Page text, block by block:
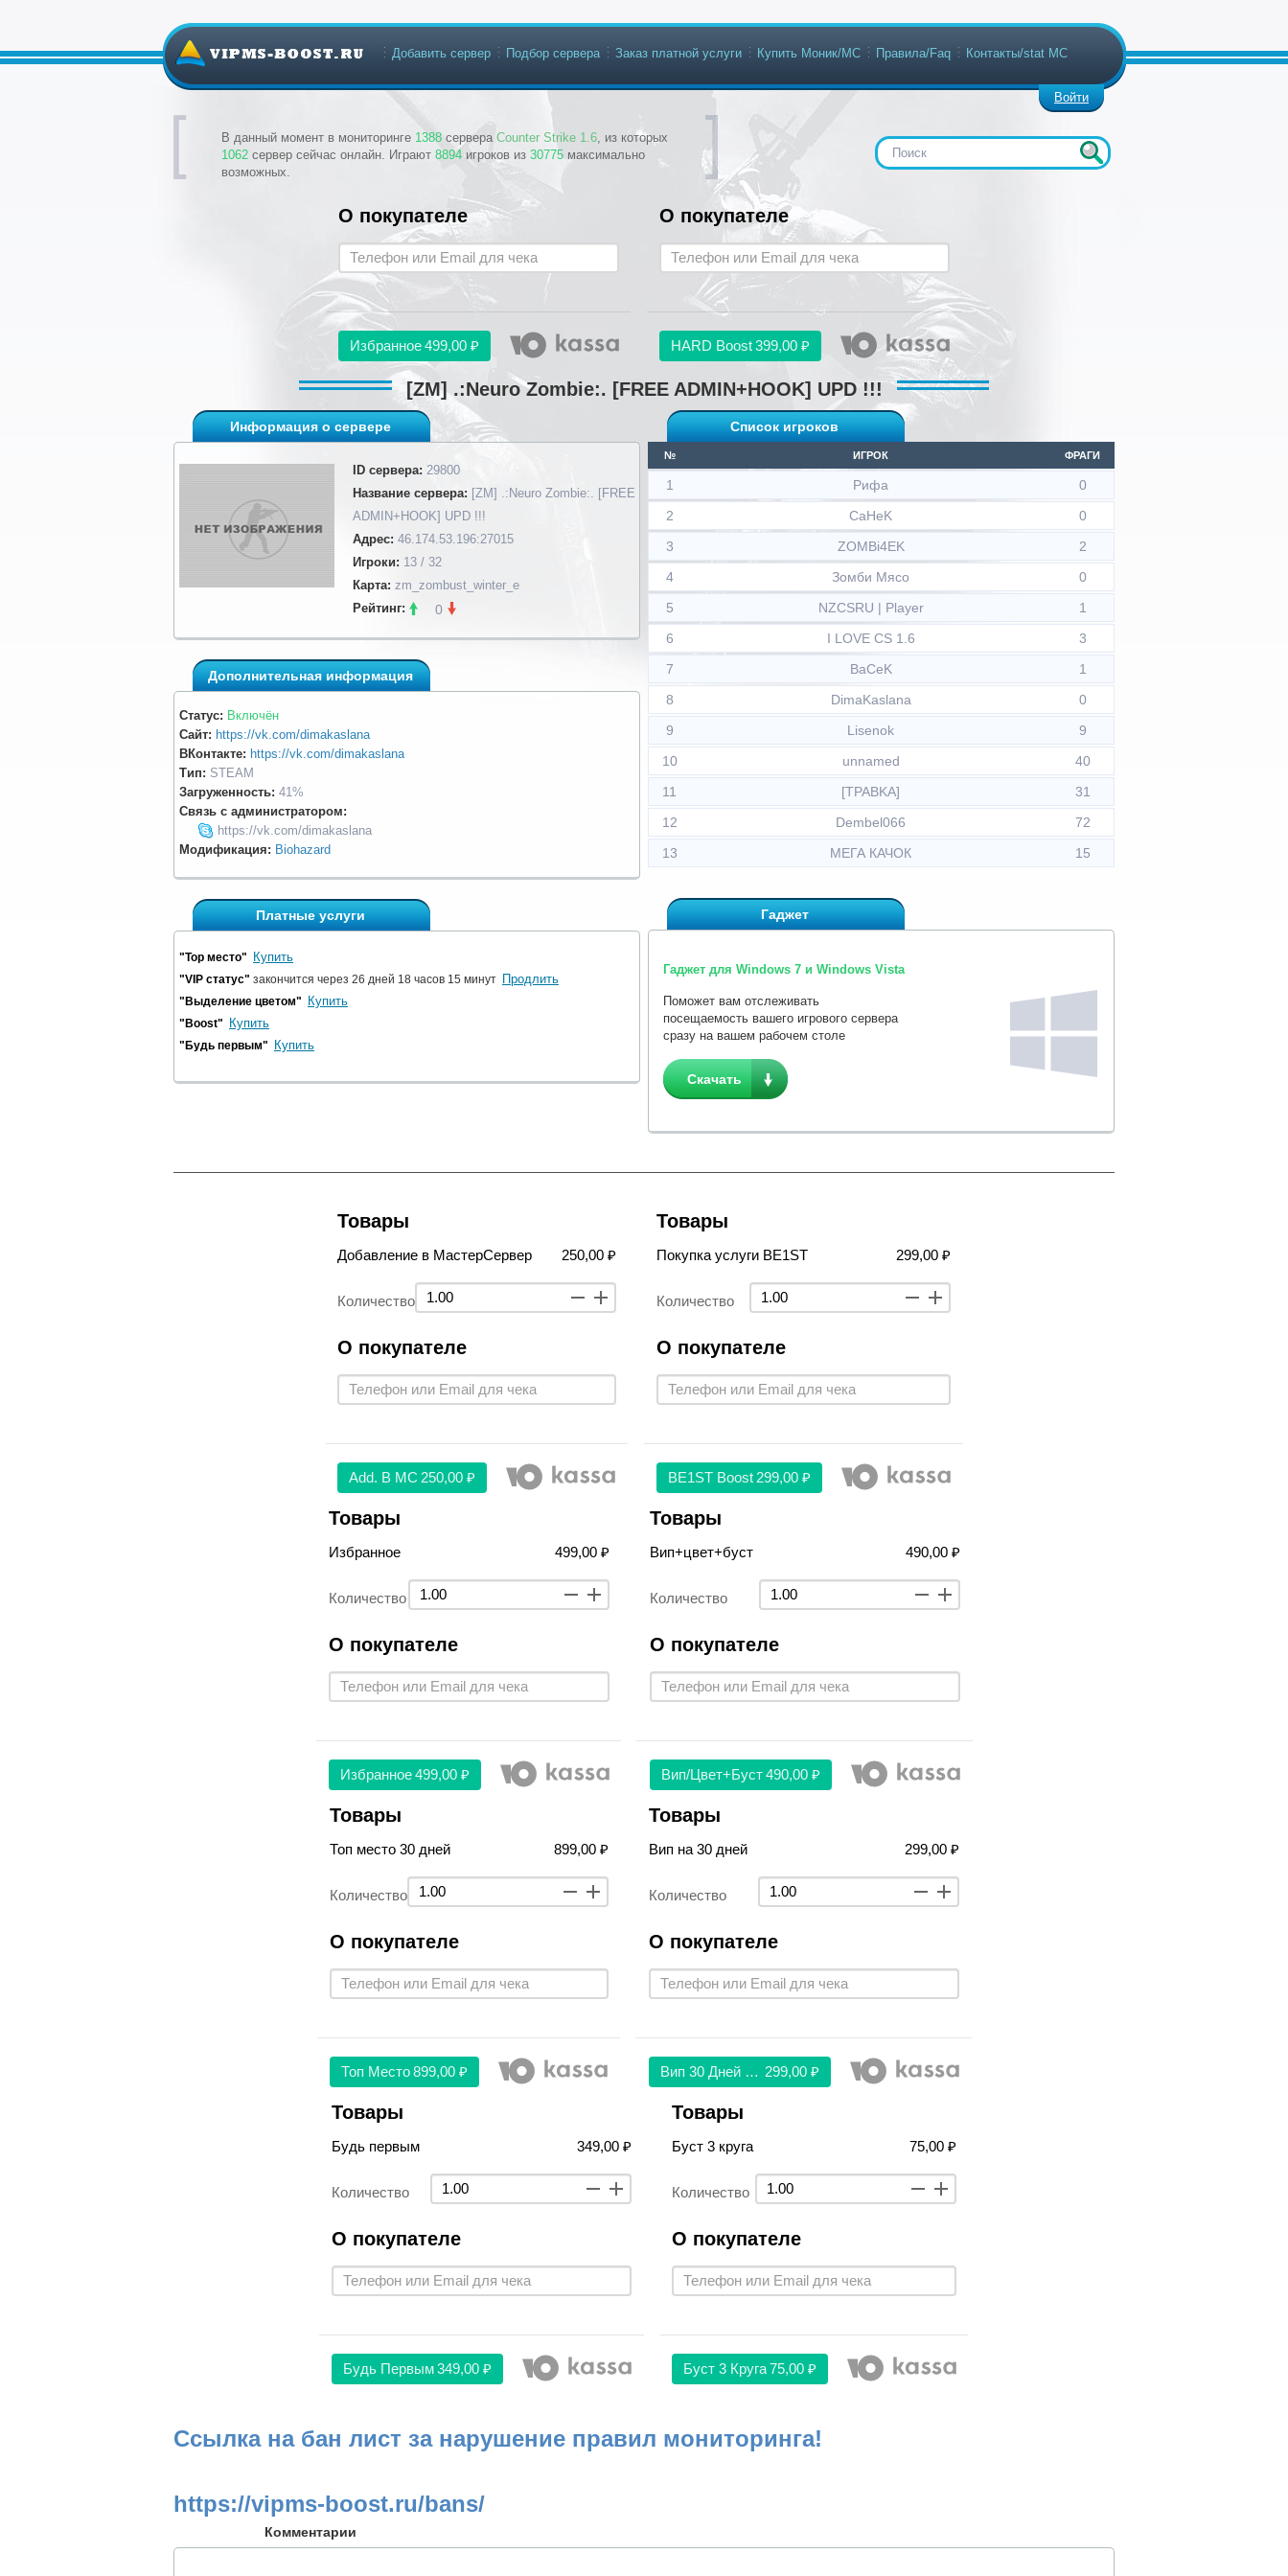
В данный момент в мониторинге 1388 сервера Counter Strike 1.6, из которых
1062 сервер сейчас онлайн. Играют 8894 игроков из 30775 максимально
возможных.
Войти
Добавить сервер Подбор сервера Заказ платной услуги Купить Моник/МС Правила/Faq Контакты/stat МС
О покупателе
Избранное499,00 ₽
О покупателе
HARD Boost399,00 ₽
[ZM] .:Neuro Zombie:. [FREE ADMIN+HOOK] UPD !!!
Информация о сервере
ID сервера: 29800
Название сервера: [ZM] .:Neuro Zombie:. [FREE
ADMIN+HOOK] UPD !!!
Адрес: 46.174.53.196:27015
Игроки: 13 / 32
Карта: zm_zombust_winter_e
Рейтинг:
0
Дополнительная информация
Статус: Включён
Сайт: https://vk.com/dimakaslana
ВКонтакте: https://vk.com/dimakaslana
Тип: STEAM
Загруженность: 41%
Связь с администратором:
https://vk.com/dimakaslana
Модификация: Biohazard
Платные услуги
"Top место" Купить
"VIP статус" закончится через 26 дней 18 часов 15 минут Продлить
"Выделение цветом" Купить
"Boost" Купить
"Будь первым" Купить
Список игроков
№ ИГРОК ФРАГИ
1 Рифа
0
2
CaHeK
0
3
ZOMBi4EK
2
4
Зомби Мясо
0
5
NZCSRU | Player
1
6
I LOVE CS 1.6
3
7
BaCeK
1
8
DimaKaslana
0
9
Lisenok
9
10
unnamed
40
11
[TPABKA]
31
12
Dembel066
72
13
МЕГА КАЧОК 15
Гаджет
Гаджет для Windows 7 и Windows Vista
Поможет вам отслеживать
посещаемость вашего игрового сервера
сразу на вашем рабочем столе
Скачать
Товары
Добавление в МастерСервер 250,00 ₽
Количество
О покупателе
Аdd. В МС 250,00 ₽
Товары
Покупка услуги BE1ST 299,00 ₽
Количество
О покупателе
BE1ST Boost 299,00 ₽
Товары
Избранное 499,00 ₽
Количество
О покупателе
Избранное 499,00 ₽
Товары
Вип+цвет+буст 490,00 ₽
Количество
О покупателе
Вип/цвет+буст 490,00 ₽
Товары
Топ место 30 дней 899,00 ₽
Количество
О покупателе
Топ Место 899,00 ₽
Товары
Вип на 30 дней 299,00 ₽
Количество
О покупателе
Вип 30 Дней 299299,00 ₽
Товары
Будь первым 349,00 ₽
Количество
О покупателе
Будь Первым349,00 ₽
Товары
Буст 3 круга 75,00 ₽
Количество
О покупателе
Буст 3 Круга75,00 ₽
Ссылка на бан лист за нарушение правил мониторинга!
https://vipms-boost.ru/bans/
Комментарии